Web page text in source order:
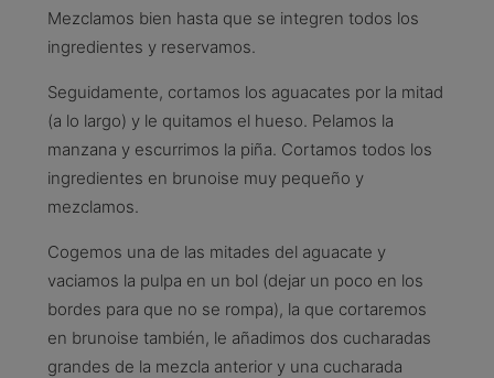
Mezclamos bien hasta que se integren todos los
ingredientes y reservamos.
Seguidamente, cortamos los aguacates por la mitad
(a lo largo) y le quitamos el hueso. Pelamos la
manzana y escurrimos la piña. Cortamos todos los
ingredientes en brunoise muy pequeño y
mezclamos.
Cogemos una de las mitades del aguacate y
vaciamos la pulpa en un bol (dejar un poco en los
bordes para que no se rompa), la que cortaremos
en brunoise también, le añadimos dos cucharadas
grandes de la mezcla anterior y una cucharada